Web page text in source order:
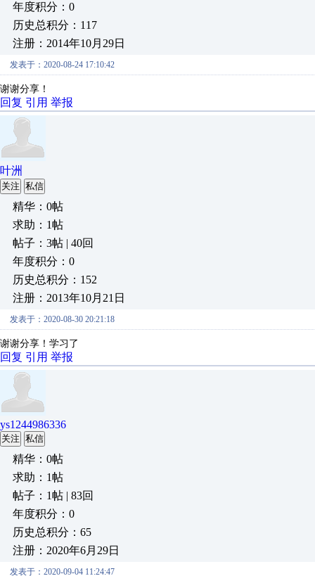
年度积分：0
历史总积分：117
注册：2014年10月29日
发表于：2020-08-24 17:10:42
谢谢分享！
回复 引用 举报
叶洲
关注 私信
精华：0帖
求助：1帖
帖子：3帖 | 40回
年度积分：0
历史总积分：152
注册：2013年10月21日
发表于：2020-08-30 20:21:18
谢谢分享！学习了
回复 引用 举报
ys1244986336
关注 私信
精华：0帖
求助：1帖
帖子：1帖 | 83回
年度积分：0
历史总积分：65
注册：2020年6月29日
发表于：2020-09-04 11:24:47